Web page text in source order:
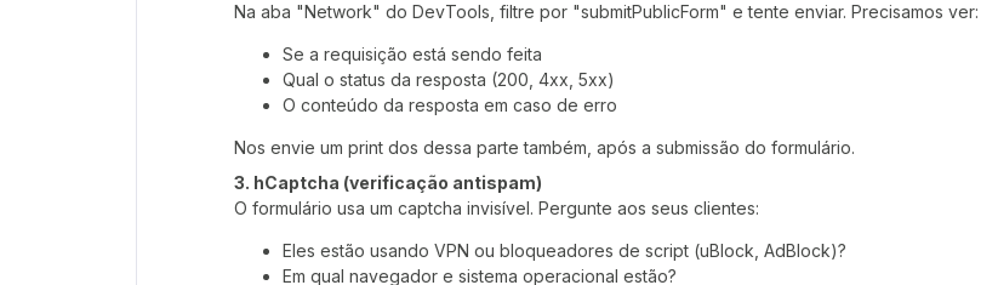
Na aba "Network" do DevTools, filtre por "submitPublicForm" e tente enviar. Precisamos ver:
Se a requisição está sendo feita
Qual o status da resposta (200, 4xx, 5xx)
O conteúdo da resposta em caso de erro
Nos envie um print dos dessa parte também, após a submissão do formulário.
3. hCaptcha (verificação antispam)
O formulário usa um captcha invisível. Pergunte aos seus clientes:
Eles estão usando VPN ou bloqueadores de script (uBlock, AdBlock)?
Em qual navegador e sistema operacional estão?